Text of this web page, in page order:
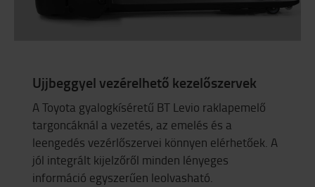
Ujjbeggyel vezérelhető kezelőszervek
A Toyota gyalogkíséretű BT Levio raklapemelő
targoncáknál a vezetés, az emelés és a
leengedés vezérlőszervei könnyen elérhetőek. A
jól integrált kijelzőről minden lényeges
információ egyszerűen leolvasható.